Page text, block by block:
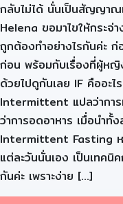
กลับไม่ได้ นั่นเป็นสัญญาณ
Helena ขอมาไขให้กระจ่
ถูกต้องทำอย่างไรกันค่ะ ก่
ก่อน พร้อมกับเรื่องที่ผู้หญิ
ด้วยไปดูกันเลย IF คืออะไ
Intermittent แปลว่าการ
ว่าการอดอาหาร เมื่อนำทั้
Intermittent Fasting ห
แต่ละวันนั่นเอง เป็นเทค
กันค่ะ เพราะง่าย […]